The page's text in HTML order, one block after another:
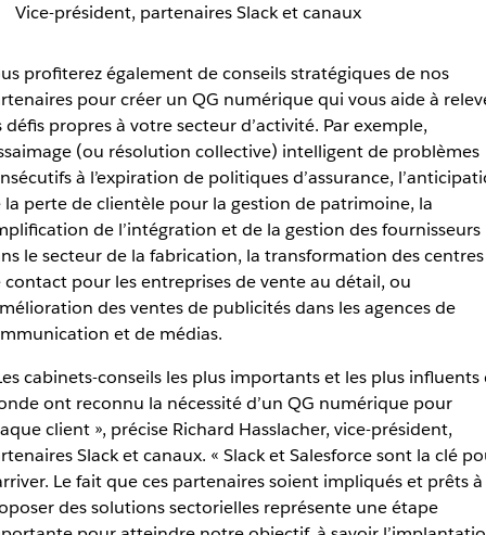
Vice-président, partenaires Slack et canaux
profiterez également de conseils stratégiques de nos
pour créer un QG numérique qui vous aide à
défis propres à votre secteur d’activité. Par exemple,
(ou résolution collective) intelligent de problèmes
à l’expiration de politiques d’assurance,
la perte de clientèle pour la gestion de patrimoine, la
de l’intégration et de la gestion des fournisseurs
le secteur de la fabrication, la transformation des centres
contact pour les entreprises de vente au détail, ou
des ventes de publicités dans les agences de
et de médias.
cabinets-conseils les plus importants et les plus influents
ont reconnu la nécessité d’un QG numérique pour
client », précise Richard Hasslacher, vice-président,
Slack et canaux. « Slack et Salesforce sont la clé
Le fait que ces partenaires soient impliqués et prêts à
des solutions sectorielles représente une étape